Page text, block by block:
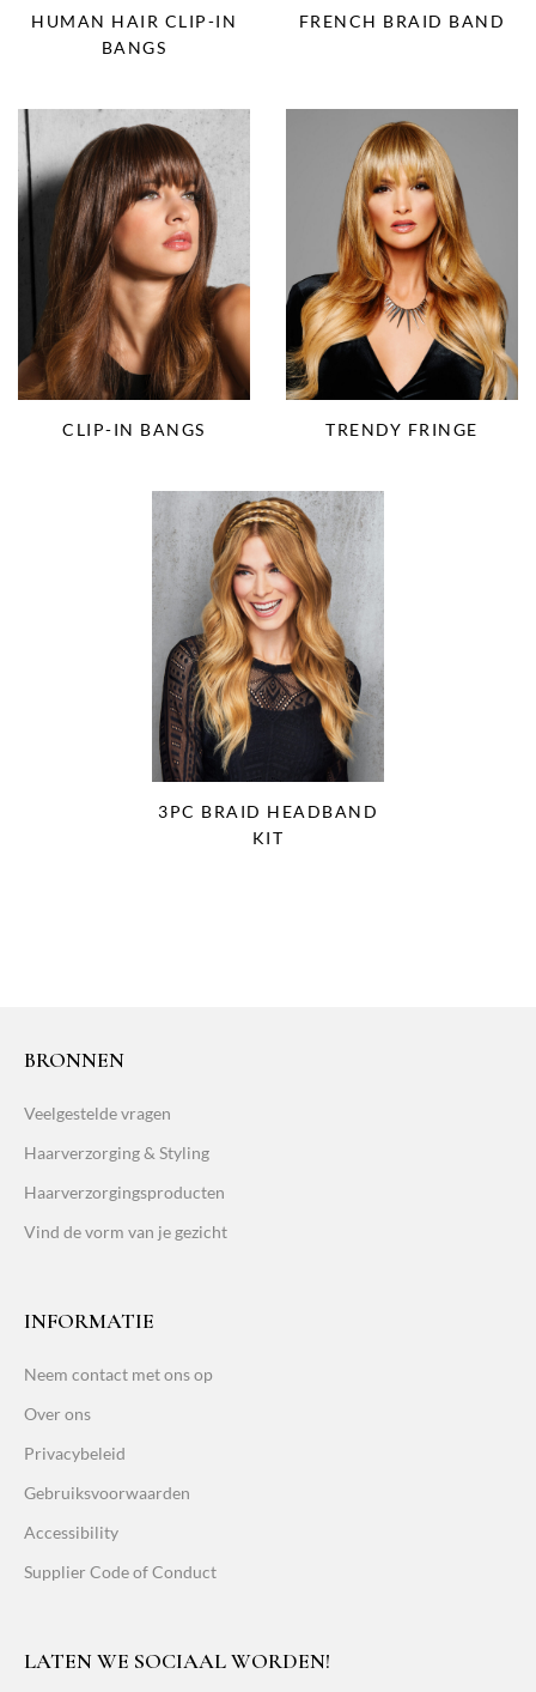
HUMAN HAIR CLIP-IN
BANGS
FRENCH BRAID BAND
CLIP-IN BANGS TRENDY FRINGE
3PC BRAID HEADBAND
KIT
BRONNEN
Veelgestelde vragen
Haarverzorging & Styling
Haarverzorgingsproducten
Vind de vorm van je gezicht
INFORMATIE
Neem contact met ons op
Over ons
Privacybeleid
Gebruiksvoorwaarden
Accessibility
Supplier Code of Conduct
LATEN WE SOCIAAL WORDEN!